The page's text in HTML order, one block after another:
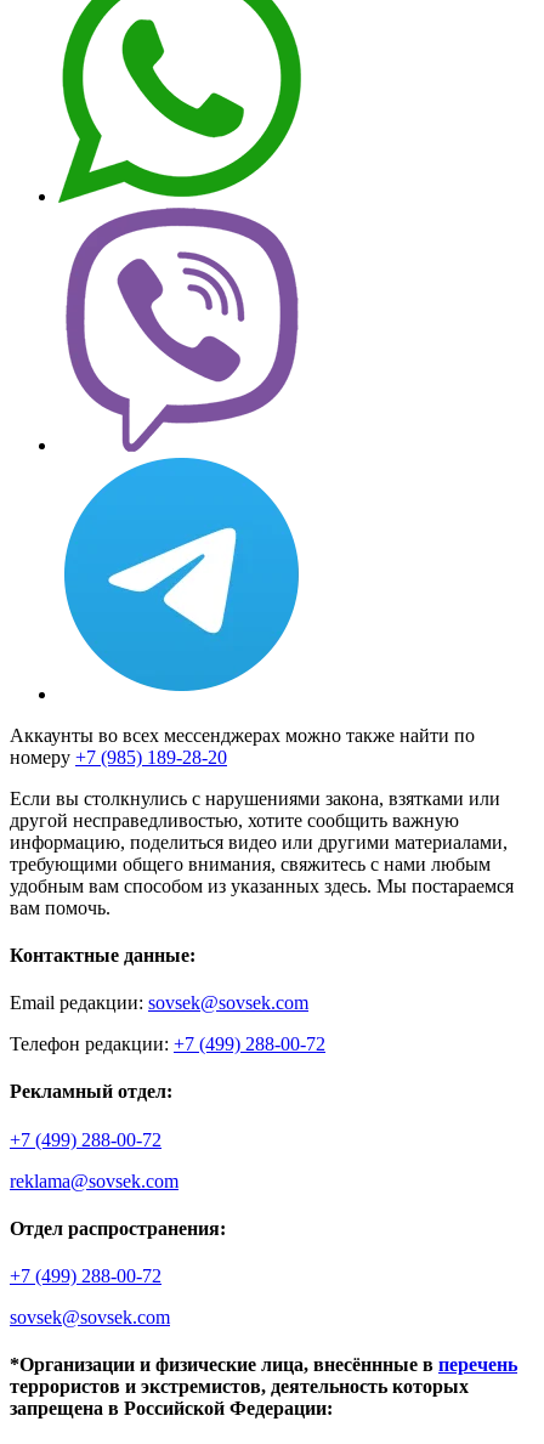
Аккаунты во всех мессенджерах можно также найти по
номеру +7 (985) 189-28-20
Если вы столкнулись с нарушениями закона, взятками или
другой несправедливостью, хотите сообщить важную
информацию, поделиться видео или другими материалами,
требующими общего внимания, свяжитесь с нами любым
удобным вам способом из указанных здесь. Мы постараемся
вам помочь.
Контактные данные:
Email редакции: sovsek@sovsek.com
Телефон редакции: +7 (499) 288-00-72
Рекламный отдел:
+7 (499) 288-00-72
reklama@sovsek.com
Отдел распространения:
+7 (499) 288-00-72
sovsek@sovsek.com
*Организации и физические лица, внесённные в перечень
террористов и экстремистов, деятельность которых
запрещена в Российской Федерации: